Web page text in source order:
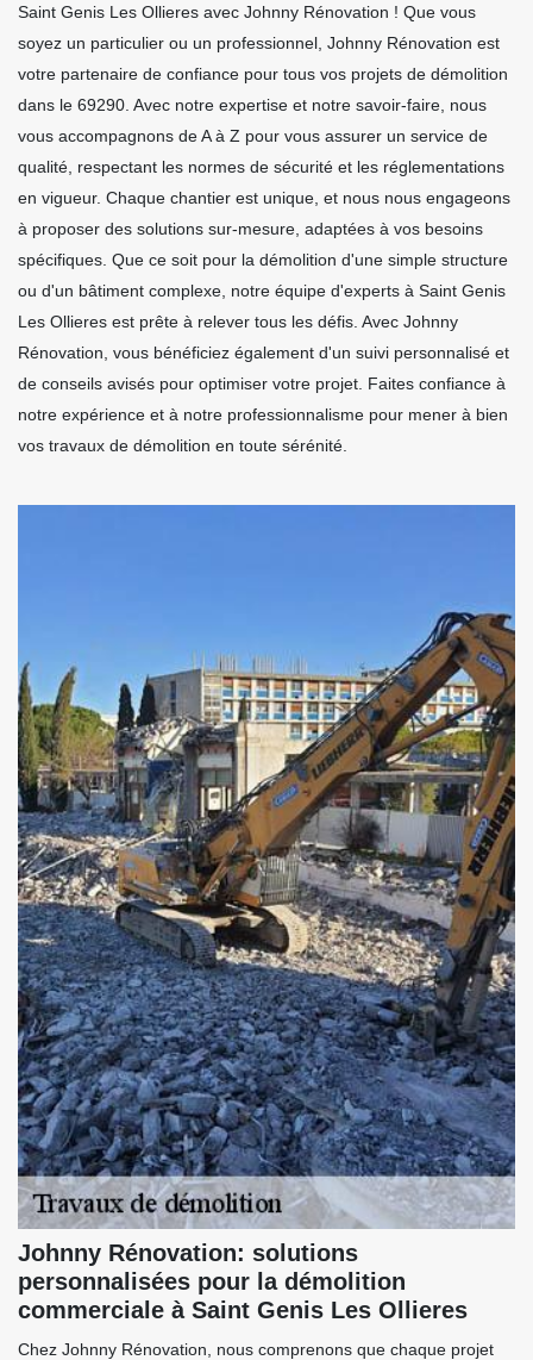
Saint Genis Les Ollieres avec Johnny Rénovation ! Que vous
soyez un particulier ou un professionnel, Johnny Rénovation est
votre partenaire de confiance pour tous vos projets de démolition
dans le 69290. Avec notre expertise et notre savoir-faire, nous
vous accompagnons de A à Z pour vous assurer un service de
qualité, respectant les normes de sécurité et les réglementations
en vigueur. Chaque chantier est unique, et nous nous engageons
à proposer des solutions sur-mesure, adaptées à vos besoins
spécifiques. Que ce soit pour la démolition d'une simple structure
ou d'un bâtiment complexe, notre équipe d'experts à Saint Genis
Les Ollieres est prête à relever tous les défis. Avec Johnny
Rénovation, vous bénéficiez également d'un suivi personnalisé et
de conseils avisés pour optimiser votre projet. Faites confiance à
notre expérience et à notre professionnalisme pour mener à bien
vos travaux de démolition en toute sérénité.
Johnny Rénovation: solutions
personnalisées pour la démolition
commerciale à Saint Genis Les Ollieres
Chez Johnny Rénovation, nous comprenons que chaque projet